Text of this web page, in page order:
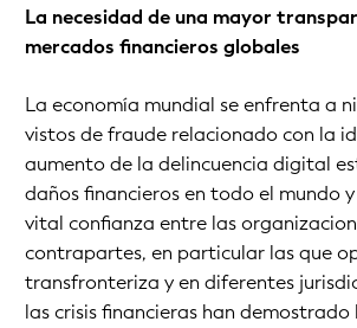
La necesidad de una mayor
mercados financieros globales
La economía mundial se enfrenta a
vistos de fraude relacionado con la
aumento de la delincuencia digital
daños financieros en todo el mundo
vital confianza entre las
contrapartes, en particular las que
transfronteriza y en diferentes
las crisis financieras han